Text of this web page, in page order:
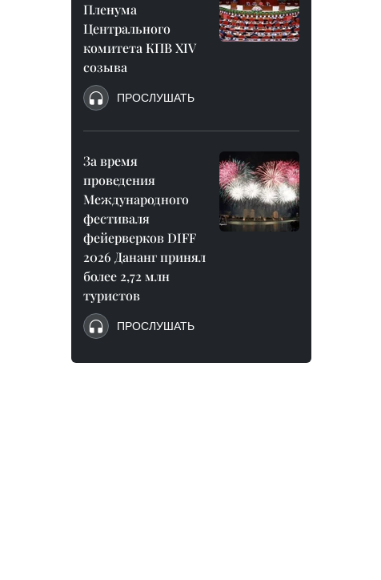
Пленума
Центрального
комитета КПВ XIV
созыва
ПРОСЛУШАТЬ
За время
проведения
Международного
фестиваля
фейерверков DIFF
2026 Дананг принял
более 2,72 млн
туристов
ПРОСЛУШАТЬ